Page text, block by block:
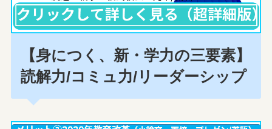
【身につく、新・学力の三要素】
読解力/コミュ力/リーダーシップ